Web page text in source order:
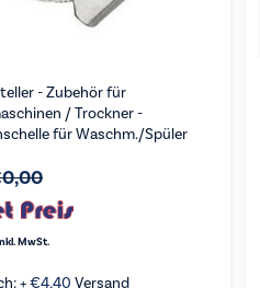
- Zubehör für
/ Trockner -
für Waschm./Spüler
0,00
MwSt.
+€4,40 Versand